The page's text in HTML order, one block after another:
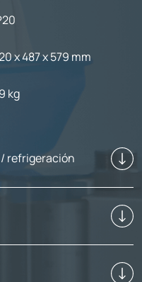
x 487 x 579 mm
kg
refrigeración